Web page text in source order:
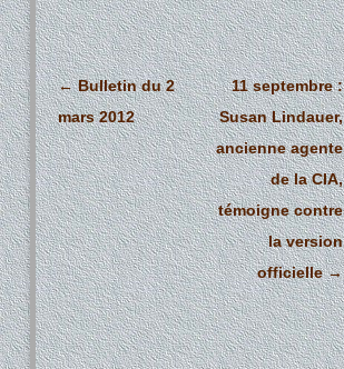
Navigation
des
articles
←Bulletin du 2
mars 2012
11 septembre :
Susan Lindauer,
ancienne agente
de la CIA,
témoigne contre
la version
officielle→